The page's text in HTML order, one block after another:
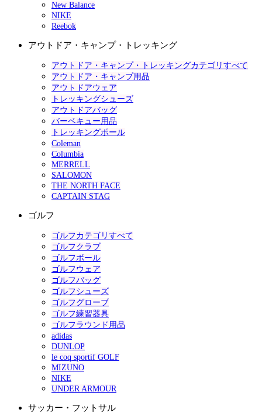
New Balance
NIKE
Reebok
アウトドア・キャンプ・トレッキング
アウトドア・キャンプ・トレッキングカテゴリすべて
アウトドア・キャンプ用品
アウトドアウェア
トレッキングシューズ
アウトドアバッグ
バーベキュー用品
トレッキングポール
Coleman
Columbia
MERRELL
SALOMON
THE NORTH FACE
CAPTAIN STAG
ゴルフ
ゴルフカテゴリすべて
ゴルフクラブ
ゴルフボール
ゴルフウェア
ゴルフバッグ
ゴルフシューズ
ゴルフグローブ
ゴルフ練習器具
ゴルフラウンド用品
adidas
DUNLOP
le coq sportif GOLF
MIZUNO
NIKE
UNDER ARMOUR
サッカー・フットサル